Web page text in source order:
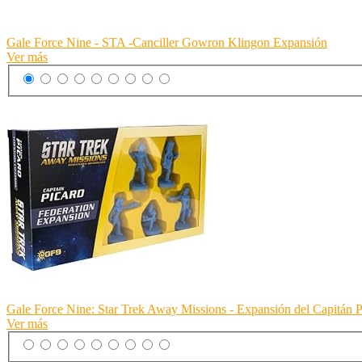
Gale Force Nine - STA -Canciller Gowron Klingon Expansión
Ver más
Gale Force Nine: Star Trek Away Missions - Expansión del Capitán
Ver más